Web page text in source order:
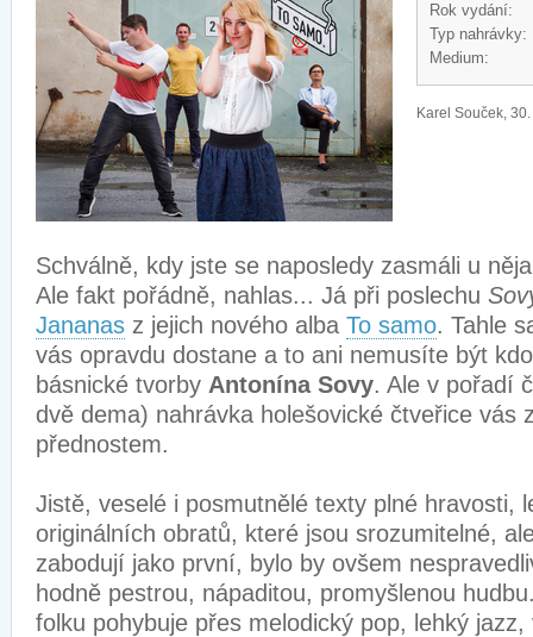
Rok vydání:
Typ nahrávky:
Medium:
Karel Souček,
Schválně, kdy jste se naposledy zasmáli u
Ale fakt pořádně, nahlas... Já při poslechu
Jananas z jejich nového alba To samo. Tahle
vás opravdu dostane a to ani nemusíte být
básnické tvorby Antonína Sovy. Ale v pořadí
dvě dema) nahrávka holešovické čtveřice vás
přednostem.
Jistě, veselé i posmutnělé texty plné hravosti,
originálních obratů, které jsou srozumitelné,
zabodují jako první, bylo by ovšem
hodně pestrou, nápaditou, promyšlenou
folku pohybuje přes melodický pop, lehký